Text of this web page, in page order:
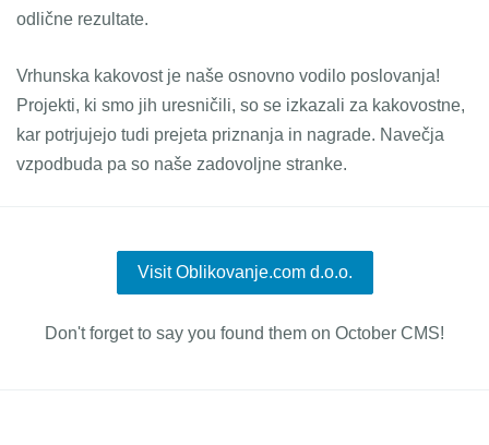
odlične rezultate.
Vrhunska kakovost je naše osnovno vodilo poslovanja!
Projekti, ki smo jih uresničili, so se izkazali za kakovostne,
kar potrjujejo tudi prejeta priznanja in nagrade. Navečja
vzpodbuda pa so naše zadovoljne stranke.
Visit Oblikovanje.com d.o.o.
Don't forget to say you found them on October CMS!